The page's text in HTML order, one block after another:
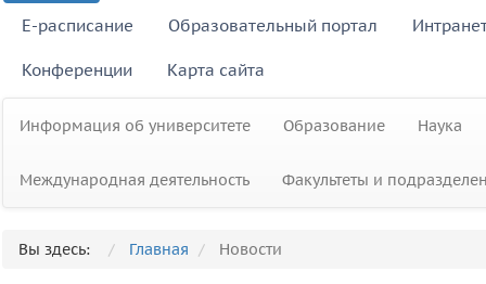
E-расписание Образовательный портал
Конференции Карта сайта
Информация об университете Образование Наука
Международная деятельность Факультеты и
Вы здесь: Главная Новости
Выставка «Слушая тишину»